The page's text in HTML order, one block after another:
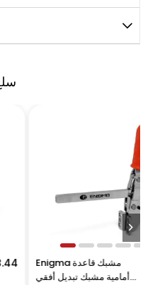
Enigma مشبك قاعدة
أمامية مشبك تبديل أفقي
$28.13